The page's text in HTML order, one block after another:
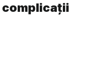
complicații